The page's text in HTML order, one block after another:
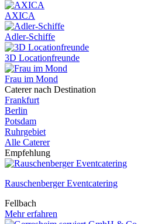
AXICA
Adler-Schiffe
3D Locationfreunde
Frau im Mond
Caterer nach Destination
Frankfurt
Berlin
Potsdam
Ruhrgebiet
Alle Caterer
Empfehlung
Rauschenberger Eventcatering
Fellbach
Mehr erfahren